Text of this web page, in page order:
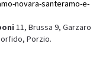
novara-santeramo-e-
11, Brussa 9, Garzaro
Porzio.